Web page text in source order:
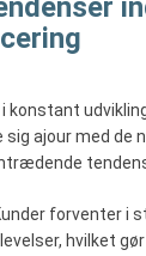
konstant
ajour med de
forventer i
hvilket